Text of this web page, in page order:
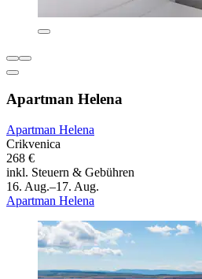
Apartman Helena
Apartman Helena
Crikvenica
268 €
inkl. Steuern & Gebühren
16. Aug.–17. Aug.
Apartman Helena